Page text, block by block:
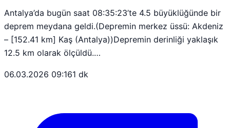
Antalya’da bugün saat 08:35:23’te 4.5 büyüklüğünde bir
deprem meydana geldi.(Depremin merkez üssü: Akdeniz
– [152.41 km] Kaş (Antalya))Depremin derinliği yaklaşık
12.5 km olarak ölçüldü.…
06.03.2026 09:161 dk